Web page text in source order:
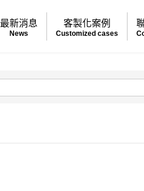
最新消息
News
客製化案例
Customized cases